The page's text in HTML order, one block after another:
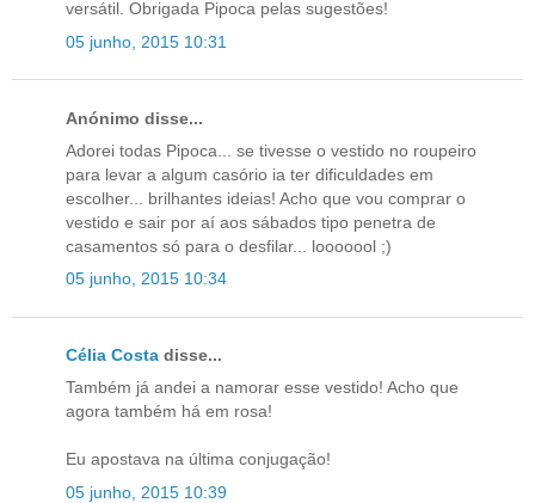
versátil. Obrigada Pipoca pelas sugestões!
05 junho, 2015 10:31
Anónimo disse...
Adorei todas Pipoca... se tivesse o vestido no roupeiro
para levar a algum casório ia ter dificuldades em
escolher... brilhantes ideias! Acho que vou comprar o
vestido e sair por aí aos sábados tipo penetra de
casamentos só para o desfilar... looooool ;)
05 junho, 2015 10:34
Célia Costa disse...
Também já andei a namorar esse vestido! Acho que
agora também há em rosa!
Eu apostava na última conjugação!
05 junho, 2015 10:39